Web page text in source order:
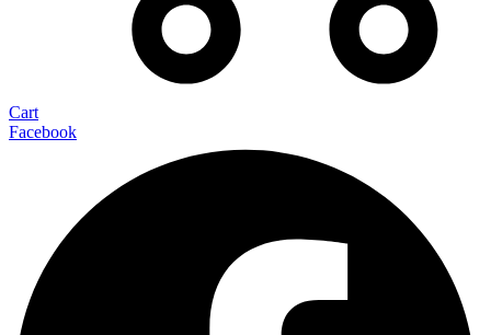
Cart
Facebook